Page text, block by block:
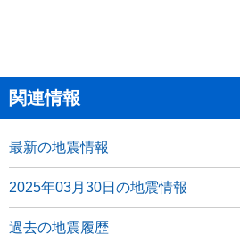
関連情報
最新の地震情報
2025年03月30日の地震情報
過去の地震履歴